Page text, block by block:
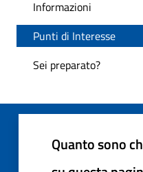
Informazioni
Punti di Interesse
Sei preparato?
Quanto sono